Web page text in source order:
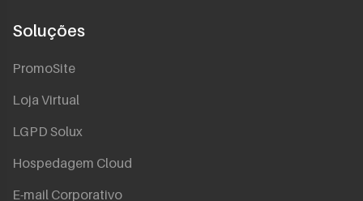
Soluções
PromoSite
Loja Virtual
LGPD Solux
Hospedagem Cloud
E-mail Corporativo